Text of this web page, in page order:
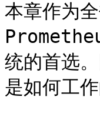
本章作为
统的首选
是如何工